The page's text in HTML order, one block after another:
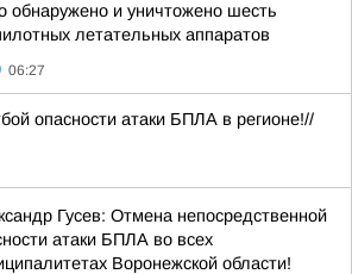
обнаружено и уничтожено шесть
летательных аппаратов
06:27
опасности атаки БПЛА в регионе!//
Гусев: Отмена непосредственной
атаки БПЛА во всех
Воронежской области!